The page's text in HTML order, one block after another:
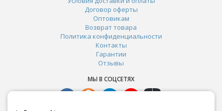
Договор оферты
Оптовикам
Возврат товара
Политика конфиденциальности
Контакты
Гарантии
Отзывы
МЫ В СОЦСЕТЯХ